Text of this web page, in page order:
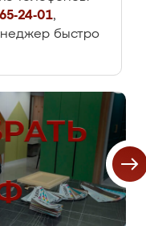
24-01,
быстро